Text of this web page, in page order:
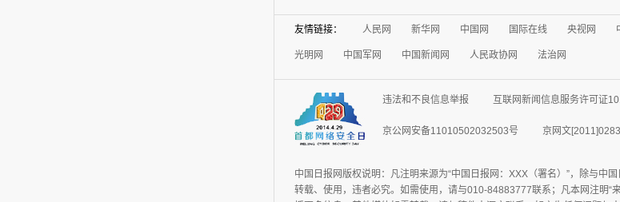
友情链接： 人民网 新华网 中国网 国际在线 央视网
光明网 中国军网 中国新闻网 人民政协网 法治网
违法和不良信息举报 互联网新闻信息服务许可证
京公网安备11010502032503号 京网文
中国日报网版权说明：凡注明来源为“中国日报网：XXX（署名）”，除与中
转载、使用，违者必究。如需使用，请与010-84883777联系；凡本网注明“